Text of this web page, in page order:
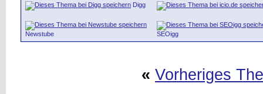
Digg
Newstube SEOigg
« Vorheriges